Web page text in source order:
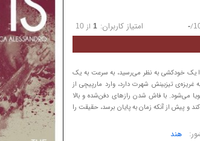
-/ امتیاز کاربران: 1 از 10
در ابتدا یک خودکشی به نظر می‌رسید، به سرعت به یک
تیزبینش شهرت دارد، وارد مارپیچی از
می‌شود. با فاش شدن رازهای دفن‌شده و بالا
و پیش از آنکه زمان به پایان برسد، حقیقت را
هند